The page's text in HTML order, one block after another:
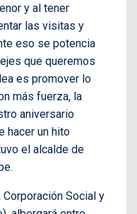
y al tener
las visitas y
eso se potencia
que queremos
es promover lo
más fuerza, la
aniversario
hacer un hito
el alcalde de
Social y